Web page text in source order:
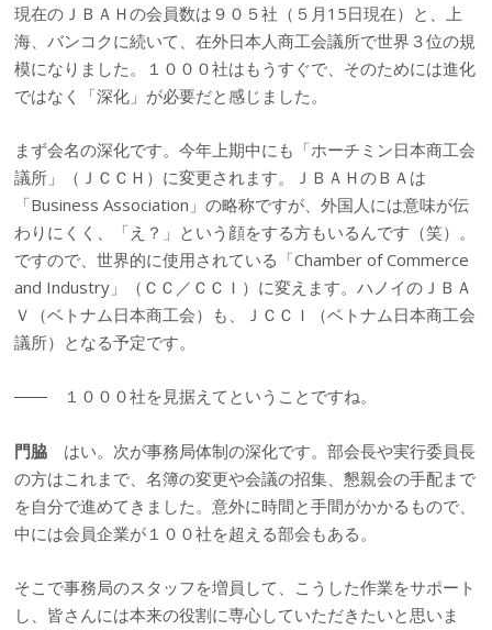
現在のＪＢＡＨの会員数は９０５社（５月15日現在）と、上
海、バンコクに続いて、在外日本人商工会議所で世界３位の規
模になりました。１０００社はもうすぐで、そのためには進化
ではなく「深化」が必要だと感じました。
まず会名の深化です。今年上期中にも「ホーチミン日本商工会
議所」（ＪＣＣＨ）に変更されます。ＪＢＡＨのＢＡは
「Business Association」の略称ですが、外国人には意味が伝
わりにくく、「え？」という顔をする方もいるんです（笑）。
ですので、世界的に使用されている「Chamber of Commerce
and Industry」（ＣＣ／ＣＣＩ）に変えます。ハノイのＪＢＡ
Ｖ（ベトナム日本商工会）も、ＪＣＣＩ（ベトナム日本商工会
議所）となる予定です。
―― １０００社を見据えてということですね。
門脇 はい。次が事務局体制の深化です。部会長や実行委員長
の方はこれまで、名簿の変更や会議の招集、懇親会の手配まで
を自分で進めてきました。意外に時間と手間がかかるもので、
中には会員企業が１００社を超える部会もある。
そこで事務局のスタッフを増員して、こうした作業をサポート
し、皆さんには本来の役割に専心していただきたいと思いま